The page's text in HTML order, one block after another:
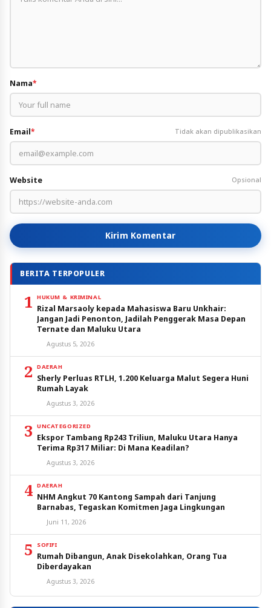
Nama*
Email* Tidak akan dipublikasikan
Website Opsional
Kirim Komentar
BERITA TERPOPULER
1 HUKUM & KRIMINAL
Rizal Marsaoly kepada Mahasiswa Baru Unkhair:
Jangan Jadi Penonton, Jadilah Penggerak Masa Depan
Ternate dan Maluku Utara
Agustus 5, 2026
2 DAERAH
Sherly Perluas RTLH, 1.200 Keluarga Malut Segera Huni
Rumah Layak
Agustus 3, 2026
3 UNCATEGORIZED
Ekspor Tambang Rp243 Triliun, Maluku Utara Hanya
Terima Rp317 Miliar: Di Mana Keadilan?
Agustus 3, 2026
4 DAERAH
NHM Angkut 70 Kantong Sampah dari Tanjung
Barnabas, Tegaskan Komitmen Jaga Lingkungan
Juni 11, 2026
5 SOFIFI
Rumah Dibangun, Anak Disekolahkan, Orang Tua
Diberdayakan
Agustus 3, 2026